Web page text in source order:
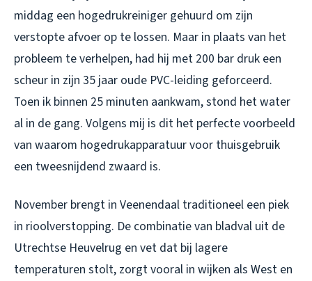
middag een hogedrukreiniger gehuurd om zijn
verstopte afvoer op te lossen. Maar in plaats van het
probleem te verhelpen, had hij met 200 bar druk een
scheur in zijn 35 jaar oude PVC-leiding geforceerd.
Toen ik binnen 25 minuten aankwam, stond het water
al in de gang. Volgens mij is dit het perfecte voorbeeld
van waarom hogedrukapparatuur voor thuisgebruik
een tweesnijdend zwaard is.
November brengt in Veenendaal traditioneel een piek
in rioolverstopping. De combinatie van bladval uit de
Utrechtse Heuvelrug en vet dat bij lagere
temperaturen stolt, zorgt vooral in wijken als West en